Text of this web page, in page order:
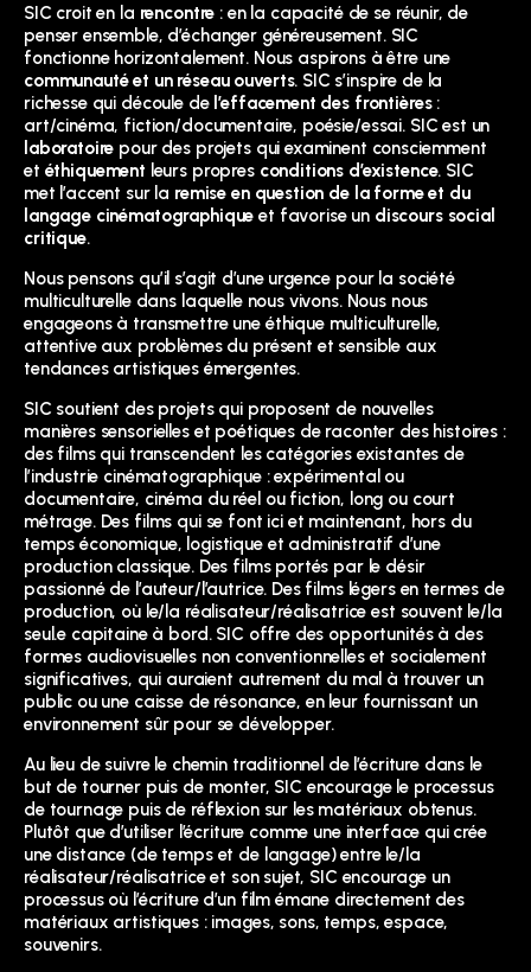
SIC croit en la rencontre : en la capacité de se réunir, de
penser ensemble, d’échanger généreusement. SIC
fonctionne horizontalement. Nous aspirons à être une
communauté et un réseau ouverts. SIC s’inspire de la
richesse qui découle de l’effacement des frontières:
art/cinéma, fiction/documentaire, poésie/essai. SIC est un
laboratoire pour des projets qui examinent consciemment
et éthiquement leurs propres conditions d’existence. SIC
met l’accent sur la remise en question de la forme et du
langage cinématographique et favorise un discours social
critique.
Nous pensons qu’il s’agit d’une urgence pour la société
multiculturelle dans laquelle nous vivons. Nous nous
engageons à transmettre une éthique multiculturelle,
attentive aux problèmes du présent et sensible aux
tendances artistiques émergentes.
SIC soutient des projets qui proposent de nouvelles
manières sensorielles et poétiques de raconter des histoires :
des films qui transcendent les catégories existantes de
l’industrie cinématographique : expérimental ou
documentaire, cinéma du réel ou fiction, long ou court
métrage. Des films qui se font ici et maintenant, hors du
temps économique, logistique et administratif d’une
production classique. Des films portés par le désir
passionné de l’auteur/l’autrice. Des films légers en termes de
production, où le/la réalisateur/réalisatrice est souvent le/la
seul.e capitaine à bord. SIC offre des opportunités à des
formes audiovisuelles non conventionnelles et socialement
significatives, qui auraient autrement du mal à trouver un
public ou une caisse de résonance, en leur fournissant un
environnement sûr pour se développer.
Au lieu de suivre le chemin traditionnel de l’écriture dans le
but de tourner puis de monter, SIC encourage le processus
de tournage puis de réflexion sur les matériaux obtenus.
Plutôt que d’utiliser l’écriture comme une interface qui crée
une distance (de temps et de langage) entre le/la
réalisateur/réalisatrice et son sujet, SIC encourage un
processus où l’écriture d’un film émane directement des
matériaux artistiques : images, sons, temps, espace,
souvenirs.